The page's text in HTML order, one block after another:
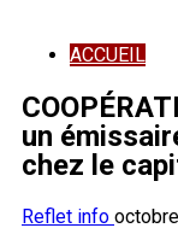
ACCUEIL
un
chez le
Reflet info